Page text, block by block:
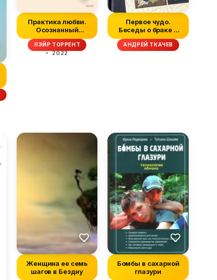
Практика любви.
Осознанный
подход к
восстановлению...
ЛЭЙР ТОРРЕНТ
2022
Первое чудо.
Беседы о браке и
семье
АНДРЕЙ ТКАЧЕВ
Женщина ее семь
шагов в Бездну
Бомбы в сахарной
глазури